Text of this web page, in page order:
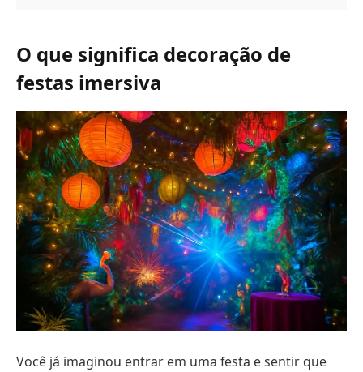
O que significa decoração de
festas imersiva
Você já imaginou entrar em uma festa e sentir que